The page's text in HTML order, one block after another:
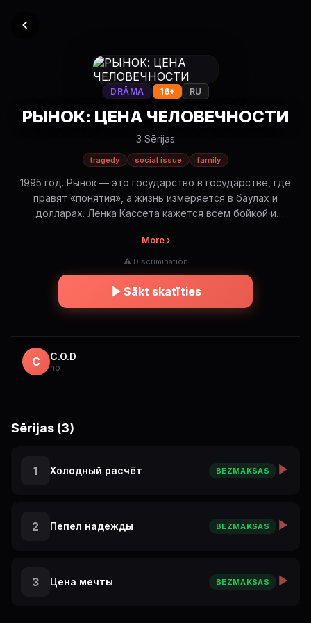
DRĀMA 16+ RU
РЫНОК: ЦЕНА ЧЕЛОВЕЧНОСТИ
3 Sērijas
tragedy social issue family
1995 год. Рынок — это государство в государстве, где
правят «понятия», а жизнь измеряется в баулах и
долларах. Ленка Кассета кажется всем бойкой и
человеческая жестокость ставят её перед самым
сложным выбором в жизни. Это история о том, как трудно
было сохранить мечту, и о том, что настоящие
сокровища в девяностых хранились не в банках, а в
сердцах простых людей. Фильм о дружбе, потере и цене,
More ›
⚠ Discrimination
Sākt skatīties
C C.O.D
no
Sērijas (3)
1 Холодный расчёт BEZMAKSAS
2 Пепел надежды BEZMAKSAS
3 Цена мечты BEZMAKSAS